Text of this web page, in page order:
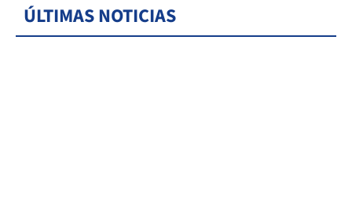
ÚLTIMAS NOTICIAS